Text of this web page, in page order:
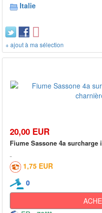
Italie
+ ajout à ma sélection
20,00 EUR
Fiume Sassone 4a surcharge
1,75 EUR
0